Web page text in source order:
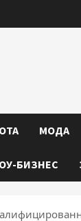
МОДА
БИЗНЕС